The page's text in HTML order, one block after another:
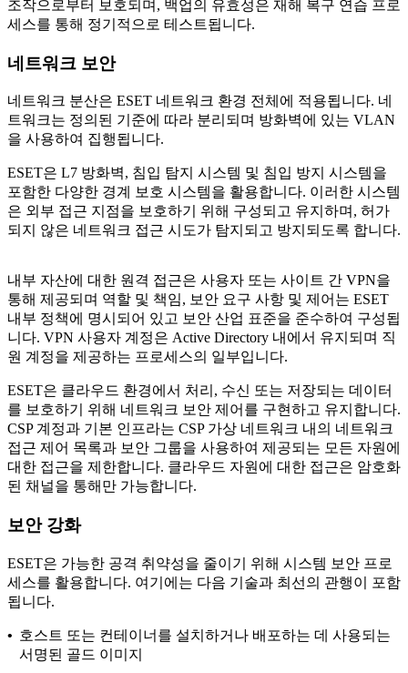
조작으로부터 보호되며, 백업의 유효성은 재해 복구 연습 프로
세스를 통해 정기적으로 테스트됩니다.
네트워크 보안
네트워크 분산은 ESET 네트워크 환경 전체에 적용됩니다. 네
트워크는 정의된 기준에 따라 분리되며 방화벽에 있는 VLAN
을 사용하여 집행됩니다.
ESET은 L7 방화벽, 침입 탐지 시스템 및 침입 방지 시스템을
포함한 다양한 경계 보호 시스템을 활용합니다. 이러한 시스템
은 외부 접근 지점을 보호하기 위해 구성되고 유지하며, 허가
되지 않은 네트워크 접근 시도가 탐지되고 방지되도록 합니다.
내부 자산에 대한 원격 접근은 사용자 또는 사이트 간 VPN을
통해 제공되며 역할 및 책임, 보안 요구 사항 및 제어는 ESET
내부 정책에 명시되어 있고 보안 산업 표준을 준수하여 구성됩
니다. VPN 사용자 계정은 Active Directory 내에서 유지되며 직
원 계정을 제공하는 프로세스의 일부입니다.
ESET은 클라우드 환경에서 처리, 수신 또는 저장되는 데이터
를 보호하기 위해 네트워크 보안 제어를 구현하고 유지합니다.
CSP 계정과 기본 인프라는 CSP 가상 네트워크 내의 네트워크
접근 제어 목록과 보안 그룹을 사용하여 제공되는 모든 자원에
대한 접근을 제한합니다. 클라우드 자원에 대한 접근은 암호화
된 채널을 통해만 가능합니다.
보안 강화
ESET은 가능한 공격 취약성을 줄이기 위해 시스템 보안 프로
세스를 활용합니다. 여기에는 다음 기술과 최선의 관행이 포함
됩니다.
• 호스트 또는 컨테이너를 설치하거나 배포하는 데 사용되는
서명된 골드 이미지